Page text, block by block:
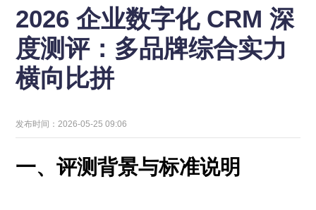
2026 企业数字化 CRM 深
度测评：多品牌综合实力
横向比拼
发布时间：2026-05-25 09:06
一、评测背景与标准说明